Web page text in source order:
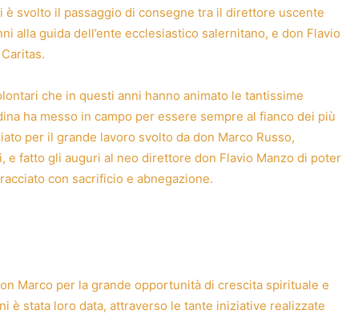
è svolto il passaggio di consegne tra il direttore uscente
alla guida dell’ente ecclesiastico salernitano, e don Flavio
che in questi anni hanno animato le tantissime
ha messo in campo per essere sempre al fianco dei più
per il grande lavoro svolto da don Marco Russo,
e fatto gli auguri al neo direttore don Flavio Manzo di poter
con sacrificio e abnegazione.
Marco per la grande opportunità di crescita spirituale e
è stata loro data, attraverso le tante iniziative realizzate